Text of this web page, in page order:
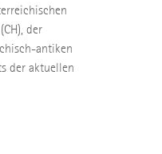
der
antiken
der aktuellen